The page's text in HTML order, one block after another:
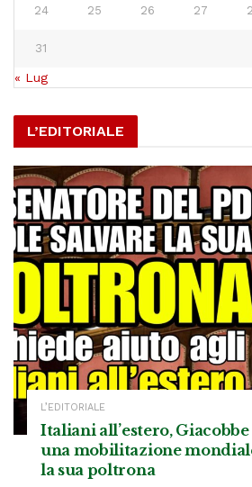
24 25 26 27
31
« Lug
L’EDITORIALE
L’EDITORIALE
Italiani all’estero,
una mobilitazione
la sua poltrona